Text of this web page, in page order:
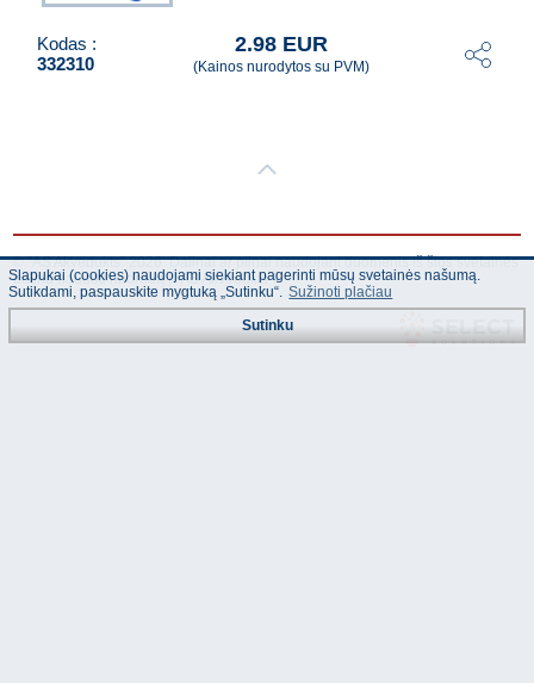
Kodas :
332310
2.98 EUR
(Kainos nurodytos su PVM)
© "AS Akvedukts" 2026. Dalinai ar pilnai naudojant duomenis iš šios svetainės
būtina naudoti nuorodą Į "AS Akvedukts"!
Slapukai (cookies) naudojami siekiant pagerinti mūsų svetainės našumą.
Sutikdami, paspauskite mygtuką „Sutinku“. Sužinoti plačiau
Sutinku